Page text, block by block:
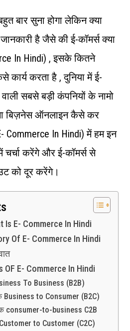
बार सुना होगा लेकिन क्या
है जैसे की ई-कॉमर्स क्या
In Hindi) , इसके कितने
कार्य करता है , दुनिया में ई-
सबसे बड़ी कंपनियों के नामो
बिज़नेस ऑनलाइन कैसे कर
In Hindi) में हम इन
चर्चा करेंगे और ई-कॉमर्स से
को दूर करेंगे।
Is E- Commerce In Hindi
Of E- Commerce In Hindi
OF E- Commerce In Hindi
To Business (B2B)
Business to Consumer (B2C)
consumer-to-business C2B
to Customer (C2C)